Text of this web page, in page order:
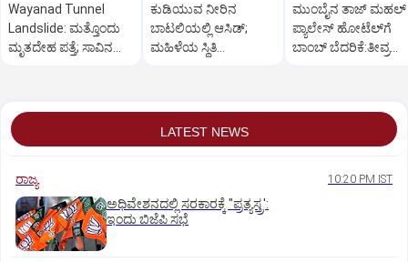
Wayanad Tunnel
Landslide: ಮತ್ತೊಂದು
ಮೃತದೇಹ ಪತ್ತೆ; ಸಾವಿನ
ಕುಡಿಯುವ ನೀರಿನ
ಬಾಟಲಿಯಲ್ಲಿ ಆಸಿಡ್;
ಮಹಿಳೆಯ ಸ್ಥಿತಿ
ಮುಂಬೈನ ತಾಜ್ ಮಹಲ್
ಪ್ಯಾಲೇಸ್ ಹೋಟೆಲ್‌ಗೆ
ಬಾಂಬ್ ಬೆದರಿಕೆ:ತೀವ್ರ
LATEST NEWS
ರಾಜ್ಯ 10:20 PM IST
ಅಧಿವೇಶನದಲ್ಲಿ ಸರಕಾರಕ್ಕೆ "ಪ್ರತ್ಯಸ್ತ್ರ':
ಇಂದು ಬಿಜೆಪಿ ಸಭೆ